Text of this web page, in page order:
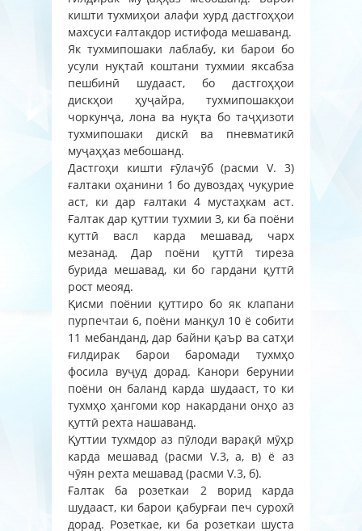
кишти тухмиҳои алафи хурд дастгоҳҳои
махсуси ғалтакдор истифода мешаванд.
Як тухмипошаки лаблабу, ки барои бо
усули нуқтаӣ коштани тухмии яксабза
пешбинӣ шудааст, бо дастгоҳҳои
дискҳои ҳуҷайра, тухмипошакҳои
чоркунҷа, лона ва нуқта бо таҷҳизоти
тухмипошаки дискӣ ва пневматикӣ
муҷаҳҳаз мебошанд.
Дастгоҳи кишти ғӯлачӯб (расми V. 3)
ғалтаки оҳанини 1 бо дувоздаҳ чуқурие
аст, ки дар ғалтаки 4 мустаҳкам аст.
Ғалтак дар қуттии тухмии 3, ки ба поёни
қуттӣ васл карда мешавад, чарх
мезанад. Дар поёни қуттӣ тиреза
бурида мешавад, ки бо гардани қуттӣ
рост меояд.
Қисми поёнии қуттиро бо як клапани
пурпечтаи 6, поёни манқул 10 ё собити
11 мебанданд, дар байни қаър ва сатҳи
ғилдирак барои баромади тухмҳо
фосила вуҷуд дорад. Канори берунии
поёни он баланд карда шудааст, то ки
тухмҳо ҳангоми кор накардани онҳо аз
қуттӣ рехта нашаванд.
Қуттии тухмдор аз пӯлоди варақӣ мӯҳр
карда мешавад (расми V.3, а, в) ё аз
чӯян рехта мешавад (расми V.3, б).
Ғалтак ба розеткаи 2 ворид карда
шудааст, ки барои қабурғаи печ сурохӣ
дорад. Розеткае, ки ба розеткаи шуста